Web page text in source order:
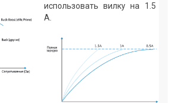
использовать вилку на 1.5
А.